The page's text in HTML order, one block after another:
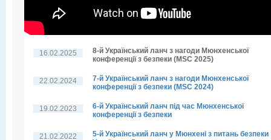
16.02.2025
8-й Український ланч з нагоди Мюнхенської
конференції з безпеки (MSC 2025)
22.02.2024
7-й Український ланч з нагоди Мюнхенської
конференції з безпеки (MSC 2024)
19.02.2023
6-й Український ланч під час Мюнхенської
конференції з безпеки
21.02.2022
5-й Український ланч у Мюнхені з питань безпеки